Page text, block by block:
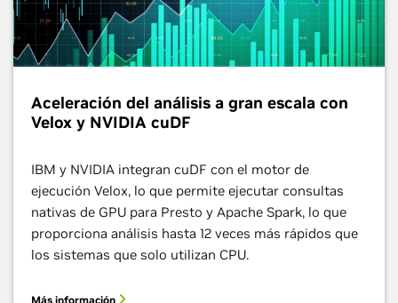
Aceleración del análisis a gran escala con
Velox y NVIDIA cuDF
IBM y NVIDIA integran cuDF con el motor de
ejecución Velox, lo que permite ejecutar consultas
nativas de GPU para Presto y Apache Spark, lo que
proporciona análisis hasta 12 veces más rápidos que
los sistemas que solo utilizan CPU.
Más información